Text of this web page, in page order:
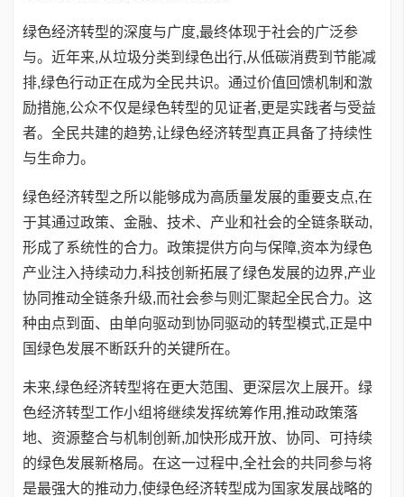
绿色经济转型的深度与广度,最终体现于社会的广泛参
与。近年来,从垃圾分类到绿色出行,从低碳消费到节能减
排,绿色行动正在成为全民共识。通过价值回馈机制和激
励措施,公众不仅是绿色转型的见证者,更是实践者与受益
者。全民共建的趋势,让绿色经济转型真正具备了持续性
与生命力。
绿色经济转型之所以能够成为高质量发展的重要支点,在
于其通过政策、金融、技术、产业和社会的全链条联动,
形成了系统性的合力。政策提供方向与保障,资本为绿色
产业注入持续动力,科技创新拓展了绿色发展的边界,产业
协同推动全链条升级,而社会参与则汇聚起全民合力。这
种由点到面、由单向驱动到协同驱动的转型模式,正是中
国绿色发展不断跃升的关键所在。
未来,绿色经济转型将在更大范围、更深层次上展开。绿
色经济转型工作小组将继续发挥统筹作用,推动政策落
地、资源整合与机制创新,加快形成开放、协同、可持续
的绿色发展新格局。在这一过程中,全社会的共同参与将
是最强大的推动力,使绿色经济转型成为国家发展战略的